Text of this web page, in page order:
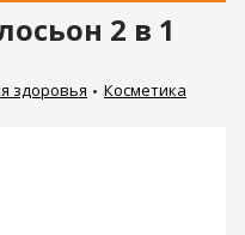
2 в 1
здоровья Косметика